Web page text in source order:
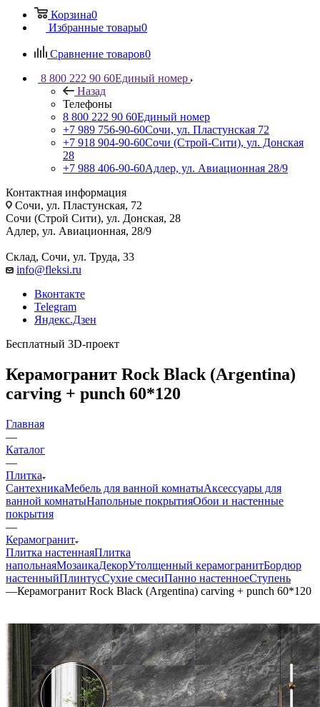
Корзина0
Избранные товары0
Сравнение товаров0
8 800 222 90 60Единый номер
Назад
Телефоны
8 800 222 90 60Единый номер
+7 989 756-90-60Сочи, ул. Пластунская 72
+7 918 904-90-60Сочи (Строй-Сити), ул. Донская
28
+7 988 406-90-60Адлер, ул. Авиационная 28/9
Контактная информация
Сочи, ул. Пластунская, 72
Сочи (Строй Сити), ул. Донская, 28
Адлер, ул. Авиационная, 28/9
Склад, Сочи, ул. Труда, 33
info@fleksi.ru
Вконтакте
Telegram
Яндекс.Дзен
Бесплатный 3D-проект
Керамогранит Rock Black (Argentina)
carving + punch 60*120
Главная
—
Каталог
—
Плитка
СантехникаМебель для ванной комнатыАксессуары для
ванной комнатыНапольные покрытияОбои и настенные
покрытия
—
Керамогранит
Плитка настеннаяПлитка
напольнаяМозаикаДекорУтолщенный керамогранитБордюр
настенныйПлинтусСухие смесиПанно настенноеСтупень
—Керамогранит Rock Black (Argentina) carving + punch 60*120